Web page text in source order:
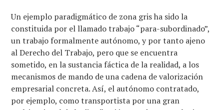
Un ejemplo paradigmático de zona gris ha sido la
constituida por el llamado trabajo “para-subordinado”,
un trabajo formalmente autónomo, y por tanto ajeno
al Derecho del Trabajo, pero que se encuentra
sometido, en la sustancia fáctica de la realidad, a los
mecanismos de mando de una cadena de valorización
empresarial concreta. Así, el autónomo contratado,
por ejemplo, como transportista por una gran